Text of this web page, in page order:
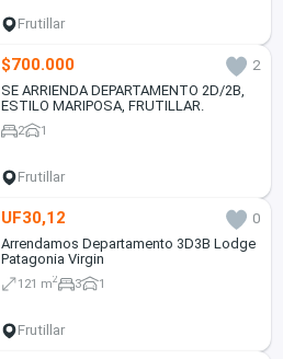
Frutillar
$700.000
2
SE ARRIENDA DEPARTAMENTO 2D/2B,
ESTILO MARIPOSA, FRUTILLAR.
2 1
Frutillar
UF30,12
0
Arrendamos Departamento 3D3B Lodge
Patagonia Virgin
121 m2 3 1
Frutillar